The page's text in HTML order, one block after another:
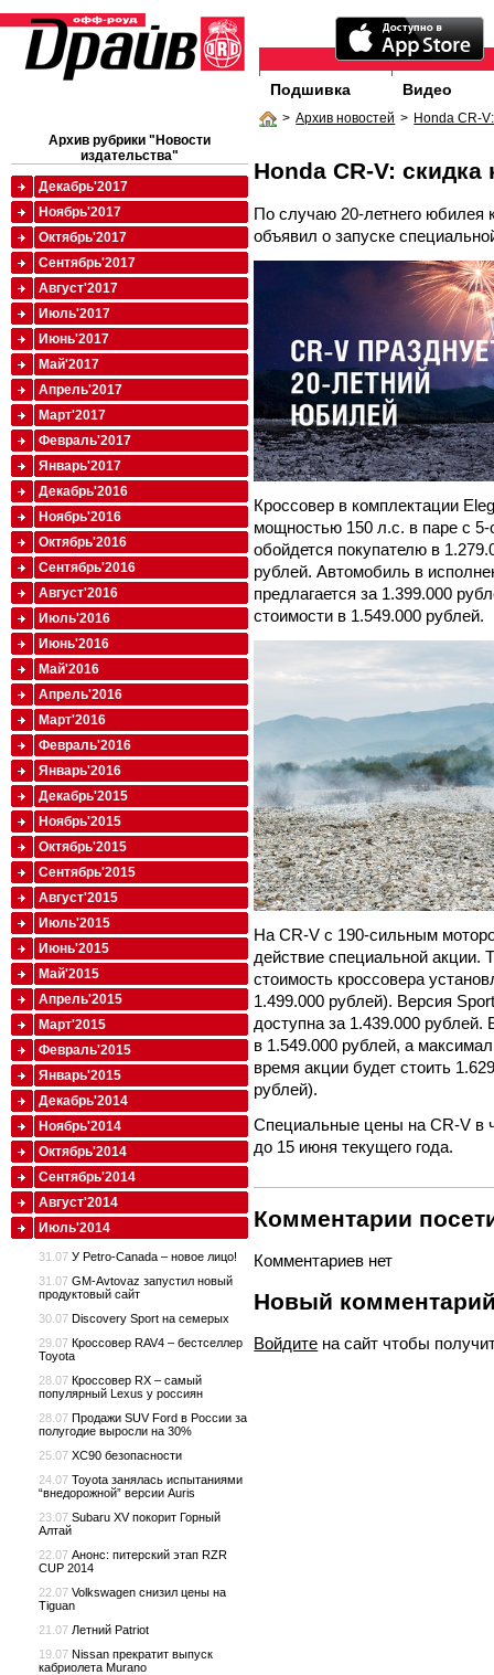
Подшивка Видео
> Архив новостей > Honda CR-
Honda CR-V: скидка
По случаю 20-летнего юбилея
объявил о запуске
Кроссовер в комплектации
мощностью 150 л.с. в паре с 5-
обойдется покупателю в
рублей. Автомобиль в
предлагается за 1.399.000
стоимости в 1.549.000 рублей.
На CR-V с 190-сильным
действие специальной акции.
стоимость кроссовера
1.499.000 рублей). Версия
доступна за 1.439.000
в 1.549.000 рублей, а
время акции будет стоить
рублей).
Специальные цены на CR-V в
до 15 июня текущего года.
Комментарии
Комментариев нет
Новый
Войдите на сайт чтобы
Архив рубрики "Новости
издательства"
Декабрь'2017
Ноябрь'2017
Октябрь'2017
Сентябрь'2017
Август'2017
Июль'2017
Июнь'2017
Май'2017
Апрель'2017
Март'2017
Февраль'2017
Январь'2017
Декабрь'2016
Ноябрь'2016
Октябрь'2016
Сентябрь'2016
Август'2016
Июль'2016
Июнь'2016
Май'2016
Апрель'2016
Март'2016
Февраль'2016
Январь'2016
Декабрь'2015
Ноябрь'2015
Октябрь'2015
Сентябрь'2015
Август'2015
Июль'2015
Июнь'2015
Май'2015
Апрель'2015
Март'2015
Февраль'2015
Январь'2015
Декабрь'2014
Ноябрь'2014
Октябрь'2014
Сентябрь'2014
Август'2014
Июль'2014
31.07 У Petro-Canada – новое лицо!
31.07 GM-Avtovaz запустил новый
продуктовый сайт
30.07 Discovery Sport на семерых
29.07 Кроссовер RAV4 – бестселлер
Toyota
28.07 Кроссовер RX – самый
популярный Lexus у россиян
28.07 Продажи SUV Ford в России за
полугодие выросли на 30%
25.07 XC90 безопасности
24.07 Toyota занялась испытаниями
“внедорожной” версии Auris
23.07 Subaru XV покорит Горный
Алтай
22.07 Анонс: питерский этап RZR
CUP 2014
22.07 Volkswagen снизил цены на
Tiguan
21.07 Летний Patriot
19.07 Nissan прекратит выпуск
кабриолета Murano